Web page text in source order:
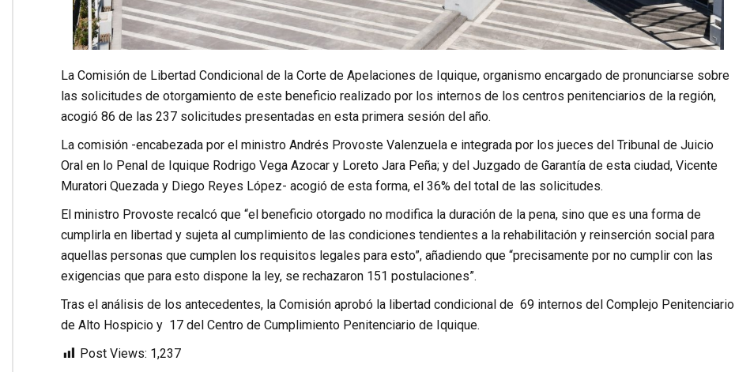
La Comisión de Libertad Condicional de la Corte de Apelaciones de Iquique, organismo encargado de pronunciarse sobre
las solicitudes de otorgamiento de este beneficio realizado por los internos de los centros penitenciarios de la región,
acogió 86 de las 237 solicitudes presentadas en esta primera sesión del año.
La comisión -encabezada por el ministro Andrés Provoste Valenzuela e integrada por los jueces del Tribunal de Juicio
Oral en lo Penal de Iquique Rodrigo Vega Azocar y Loreto Jara Peña; y del Juzgado de Garantía de esta ciudad, Vicente
Muratori Quezada y Diego Reyes López- acogió de esta forma, el 36% del total de las solicitudes.
El ministro Provoste recalcó que “el beneficio otorgado no modifica la duración de la pena, sino que es una forma de
cumplirla en libertad y sujeta al cumplimiento de las condiciones tendientes a la rehabilitación y reinserción social para
aquellas personas que cumplen los requisitos legales para esto”, añadiendo que “precisamente por no cumplir con las
exigencias que para esto dispone la ley, se rechazaron 151 postulaciones”.
Tras el análisis de los antecedentes, la Comisión aprobó la libertad condicional de 69 internos del Complejo Penitenciario
de Alto Hospicio y 17 del Centro de Cumplimiento Penitenciario de Iquique.
Post Views: 1,237